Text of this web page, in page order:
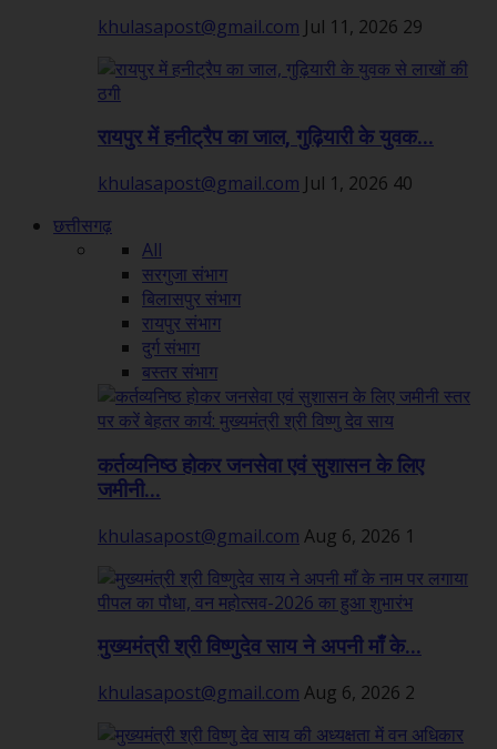
khulasapost@gmail.com Jul 11, 2026 29
रायपुर में हनीट्रैप का जाल, गुढ़ियारी के युवक...
khulasapost@gmail.com Jul 1, 2026 40
छत्तीसगढ़
All
सरगुजा संभाग
बिलासपुर संभाग
रायपुर संभाग
दुर्ग संभाग
बस्तर संभाग
कर्तव्यनिष्ठ होकर जनसेवा एवं सुशासन के लिए
जमीनी...
khulasapost@gmail.com Aug 6, 2026 1
मुख्यमंत्री श्री विष्णुदेव साय ने अपनी माँ के...
khulasapost@gmail.com Aug 6, 2026 2